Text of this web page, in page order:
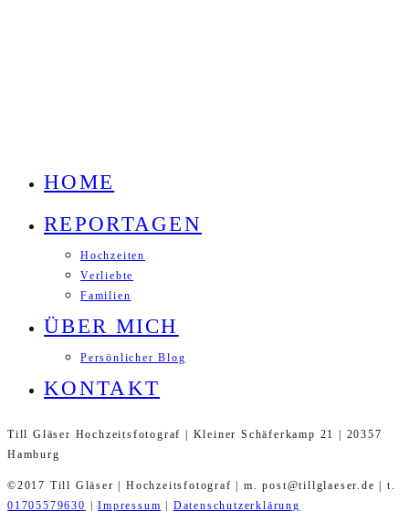
HOME
REPORTAGEN
Hochzeiten
Verliebte
Familien
ÜBER MICH
Persönlicher Blog
KONTAKT
Till Gläser Hochzeitsfotograf | Kleiner Schäferkamp 21 | 20357
Hamburg
©2017 Till Gläser | Hochzeitsfotograf | m. post@tillglaeser.de | t.
01705579630
|Impressum Datenschutzerklärung